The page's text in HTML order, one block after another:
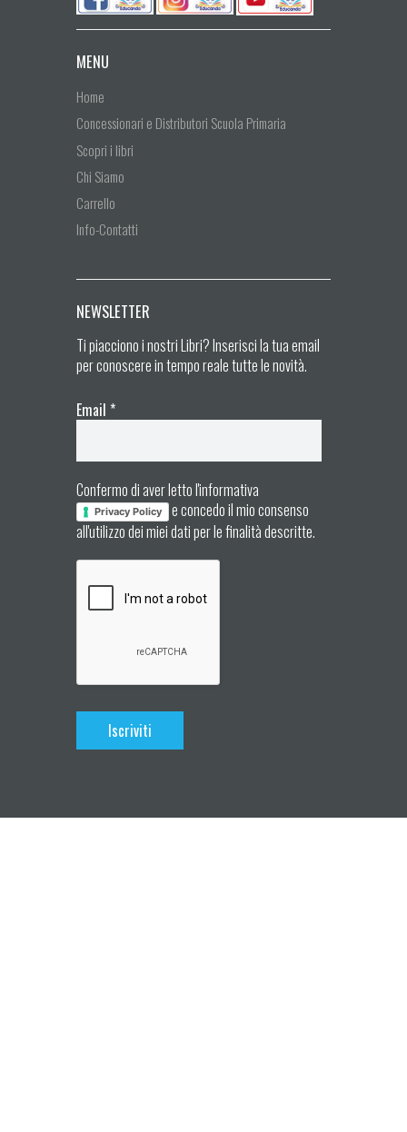
MENU
Home
Concessionari e Distributori Scuola Primaria
Scopri i libri
Chi Siamo
Carrello
Info-Contatti
NEWSLETTER
Ti piacciono i nostri Libri? Inserisci la tua email
per conoscere in tempo reale tutte le novità.
Email *
Confermo di aver letto l'informativa
Privacy Policy
e concedo il mio consenso
all'utilizzo dei miei dati per le finalità descritte.